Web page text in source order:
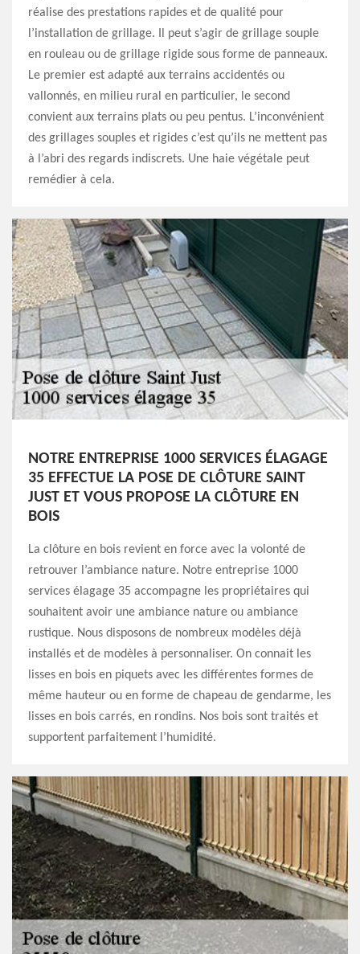
réalise des prestations rapides et de qualité pour
l’installation de grillage. Il peut s’agir de grillage souple
en rouleau ou de grillage rigide sous forme de panneaux.
Le premier est adapté aux terrains accidentés ou
vallonnés, en milieu rural en particulier, le second
convient aux terrains plats ou peu pentus. L’inconvénient
des grillages souples et rigides c’est qu’ils ne mettent pas
à l’abri des regards indiscrets. Une haie végétale peut
remédier à cela.
NOTRE ENTREPRISE 1000 SERVICES ÉLAGAGE
35 EFFECTUE LA POSE DE CLÔTURE SAINT
JUST ET VOUS PROPOSE LA CLÔTURE EN
BOIS
La clôture en bois revient en force avec la volonté de
retrouver l’ambiance nature. Notre entreprise 1000
services élagage 35 accompagne les propriétaires qui
souhaitent avoir une ambiance nature ou ambiance
rustique. Nous disposons de nombreux modèles déjà
installés et de modèles à personnaliser. On connait les
lisses en bois en piquets avec les différentes formes de
même hauteur ou en forme de chapeau de gendarme, les
lisses en bois carrés, en rondins. Nos bois sont traités et
supportent parfaitement l’humidité.